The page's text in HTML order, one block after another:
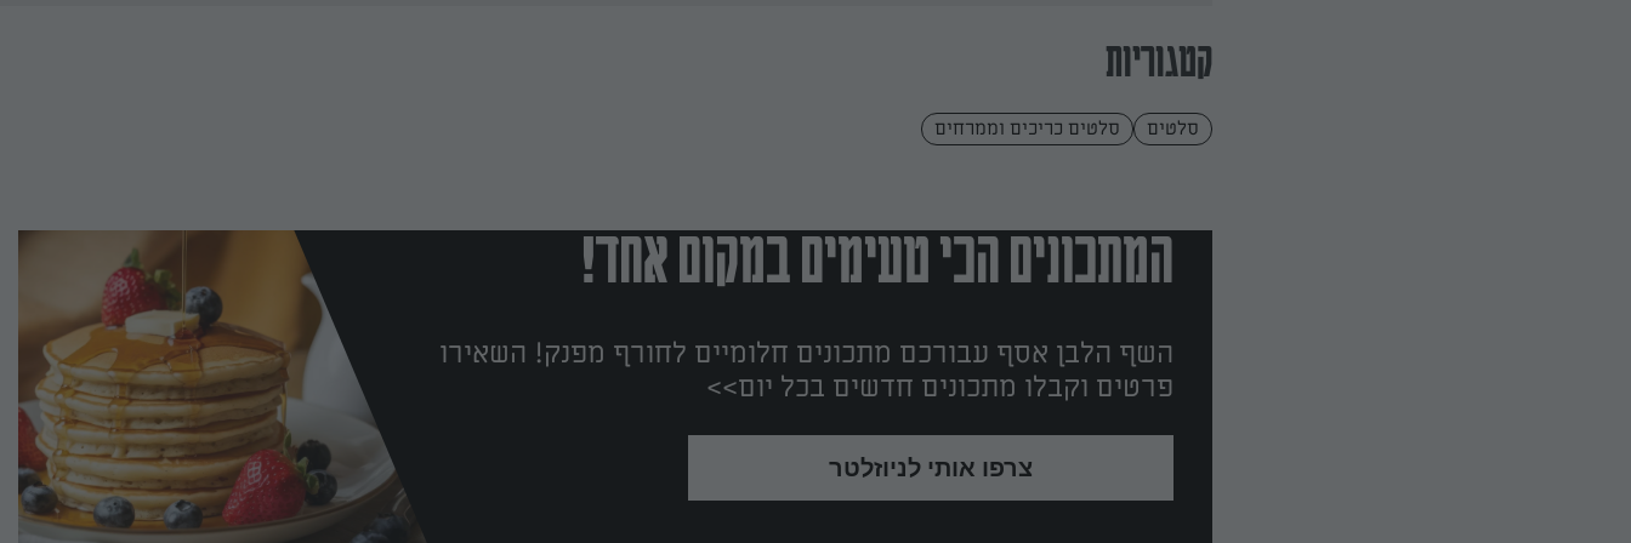
קטגוריות
סלטים סלטים כריכים וממרחים
המתכונים הכי טעימים במקום אחד!
השף הלבן אסף עבורכם מתכונים חלומיים לחורף מפנק! השאירו
פרטים וקבלו מתכונים חדשים בכל יום>>
צרפו אותי לניוזלטר